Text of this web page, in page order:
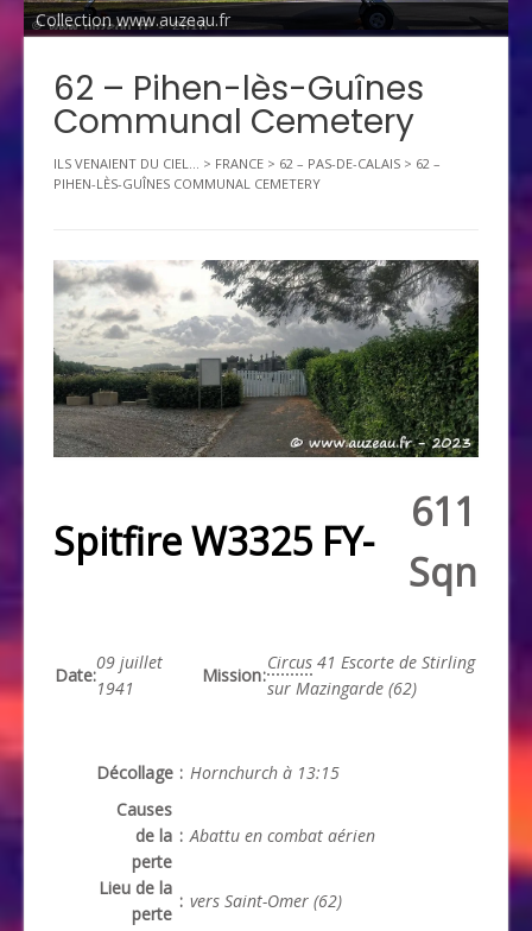
Collection www.auzeau.fr
62 – Pihen-lès-Guînes
Communal Cemetery
ILS VENAIENT DU CIEL... > FRANCE > 62 – PAS-DE-CALAIS > 62 –
PIHEN-LÈS-GUÎNES COMMUNAL CEMETERY
Spitfire W3325 FY-
611
Sqn
Date:
09 juillet
1941
Mission:
Circus 41 Escorte de Stirling
sur Mazingarde (62)
Décollage : Hornchurch à 13:15
Causes
de la
perte
: Abattu en combat aérien
Lieu de la
perte
: vers Saint-Omer (62)